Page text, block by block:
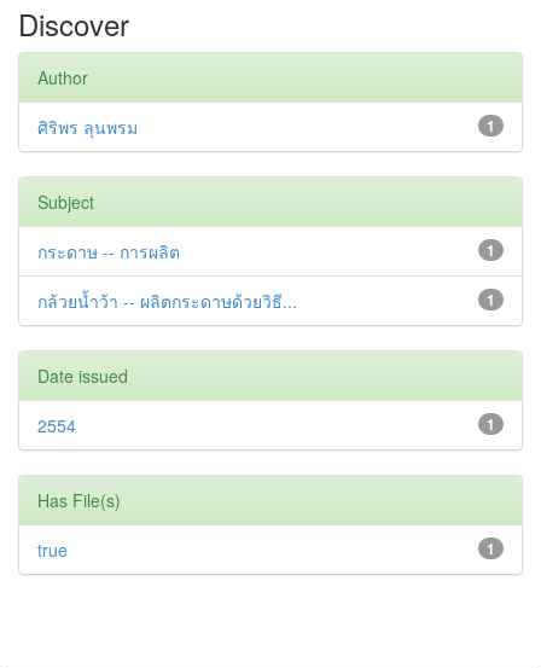
Discover
Author
1
ศิริพร ลุนพรม
Subject
1
กระดาษ -- การผลิต
1
กล้วยน้ำว้า -- ผลิตกระดาษด้วยวิธี...
Date issued
1
2554
Has File(s)
1
true